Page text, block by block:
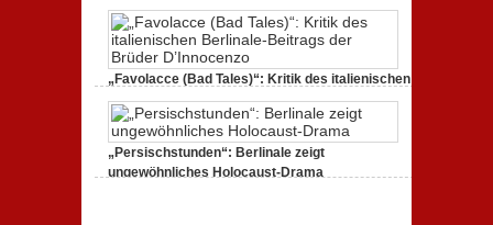
27. Februar 2020, Keine Kommentarezu „Saudi
Runaway“: Berlinale zeigt Handydokumentation einer
Flucht
„Favolacce (Bad Tales)“: Kritik des italienischen
Berlinale-Beitrags der Brüder D’Innocenzo
25. Februar 2020,Keine Kommentarezu „Favolacce
(Bad Tales)“: Kritik des italienischen Berlinale-Beitrags
der Brüder D’Innocenzo
„Persischstunden“: Berlinale zeigt
ungewöhnliches Holocaust-Drama